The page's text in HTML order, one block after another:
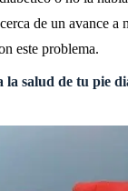
de un avance a
este problema.
la salud de tu pie